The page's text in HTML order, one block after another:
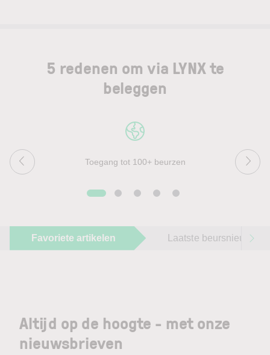
5 redenen om via LYNX te
beleggen
Toegang tot 100+ beurzen
Favoriete artikelen Laatste beursnieuws
Altijd op de hoogte - met onze
nieuwsbrieven